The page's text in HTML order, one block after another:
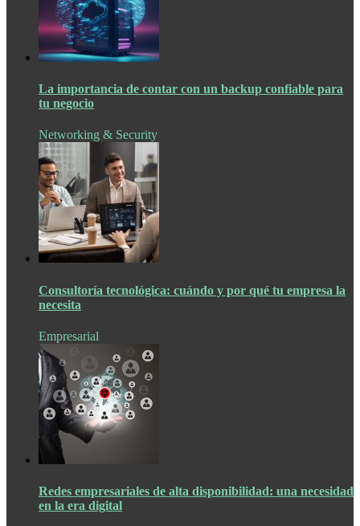
La importancia de contar con un backup confiable para
tu negocio
Networking & Security
Consultoría tecnológica: cuándo y por qué tu empresa la
necesita
Empresarial
Redes empresariales de alta disponibilidad: una necesidad
en la era digital